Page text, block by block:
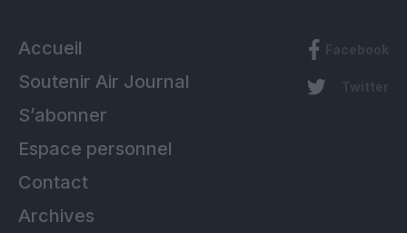
Accueil
Soutenir Air Journal
S’abonner
Espace personnel
Contact
Archives